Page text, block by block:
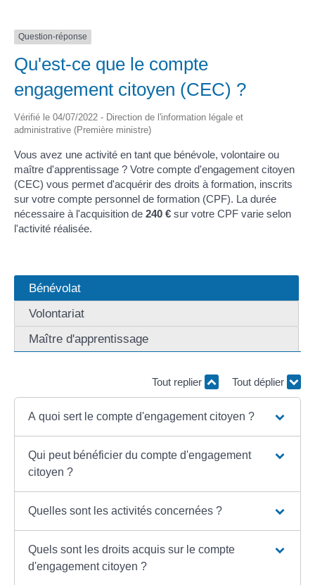
Question-réponse
Qu'est-ce que le compte
engagement citoyen (CEC) ?
Vérifié le 04/07/2022 - Direction de l'information légale et
administrative (Première ministre)
Vous avez une activité en tant que bénévole, volontaire ou
maître d'apprentissage ? Votre compte d'engagement citoyen
(CEC) vous permet d'acquérir des droits à formation, inscrits
sur votre compte personnel de formation (CPF). La durée
nécessaire à l'acquisition de 240 € sur votre CPF varie selon
l'activité réalisée.
Bénévolat
Volontariat
Maître d'apprentissage
Tout replier Tout déplier
A quoi sert le compte d'engagement citoyen ?
Qui peut bénéficier du compte d'engagement
citoyen ?
Quelles sont les activités concernées ?
Quels sont les droits acquis sur le compte
d'engagement citoyen ?